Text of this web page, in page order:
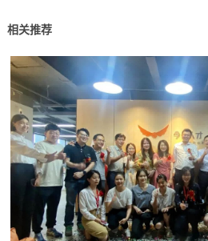
相关推荐